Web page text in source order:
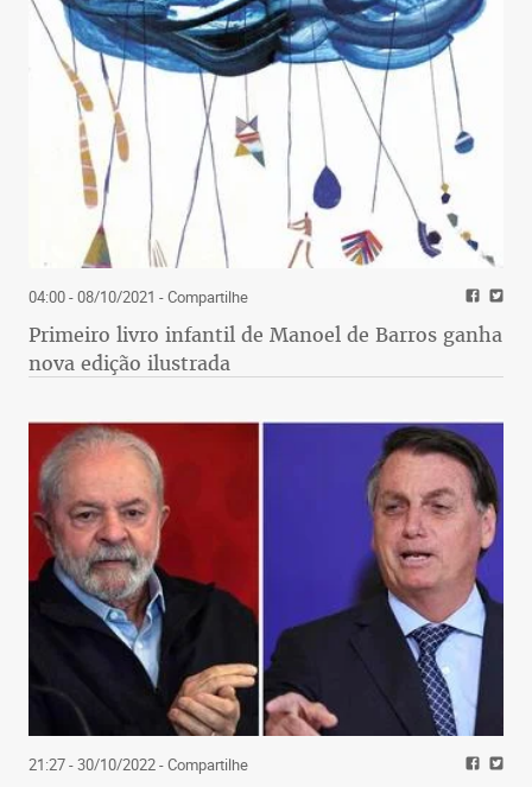
04:00 - 08/10/2021 - Compartilhe
Primeiro livro infantil de Manoel de Barros ganha
nova edição ilustrada
21:27 - 30/10/2022- Compartilhe